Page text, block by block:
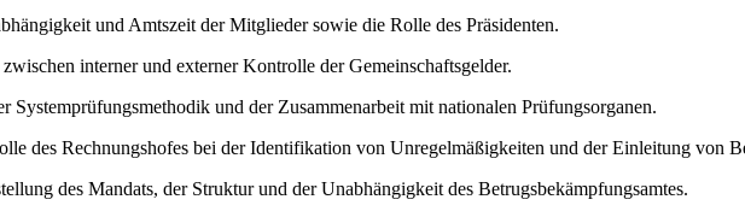
und Amtszeit der Mitglieder sowie die Rolle des Präsidenten.
interner und externer Kontrolle der Gemeinschaftsgelder.
Systemprüfungsmethodik und der Zusammenarbeit mit nationalen Prüfungsorganen.
des Rechnungshofes bei der Identifikation von Unregelmäßigkeiten und der Einleitung von
des Mandats, der Struktur und der Unabhängigkeit des Betrugsbekämpfungsamtes.